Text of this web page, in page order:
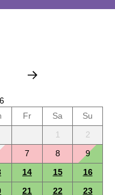
Fr Sa
Su
1
2
7 8
9
14 15
16
21 22
23